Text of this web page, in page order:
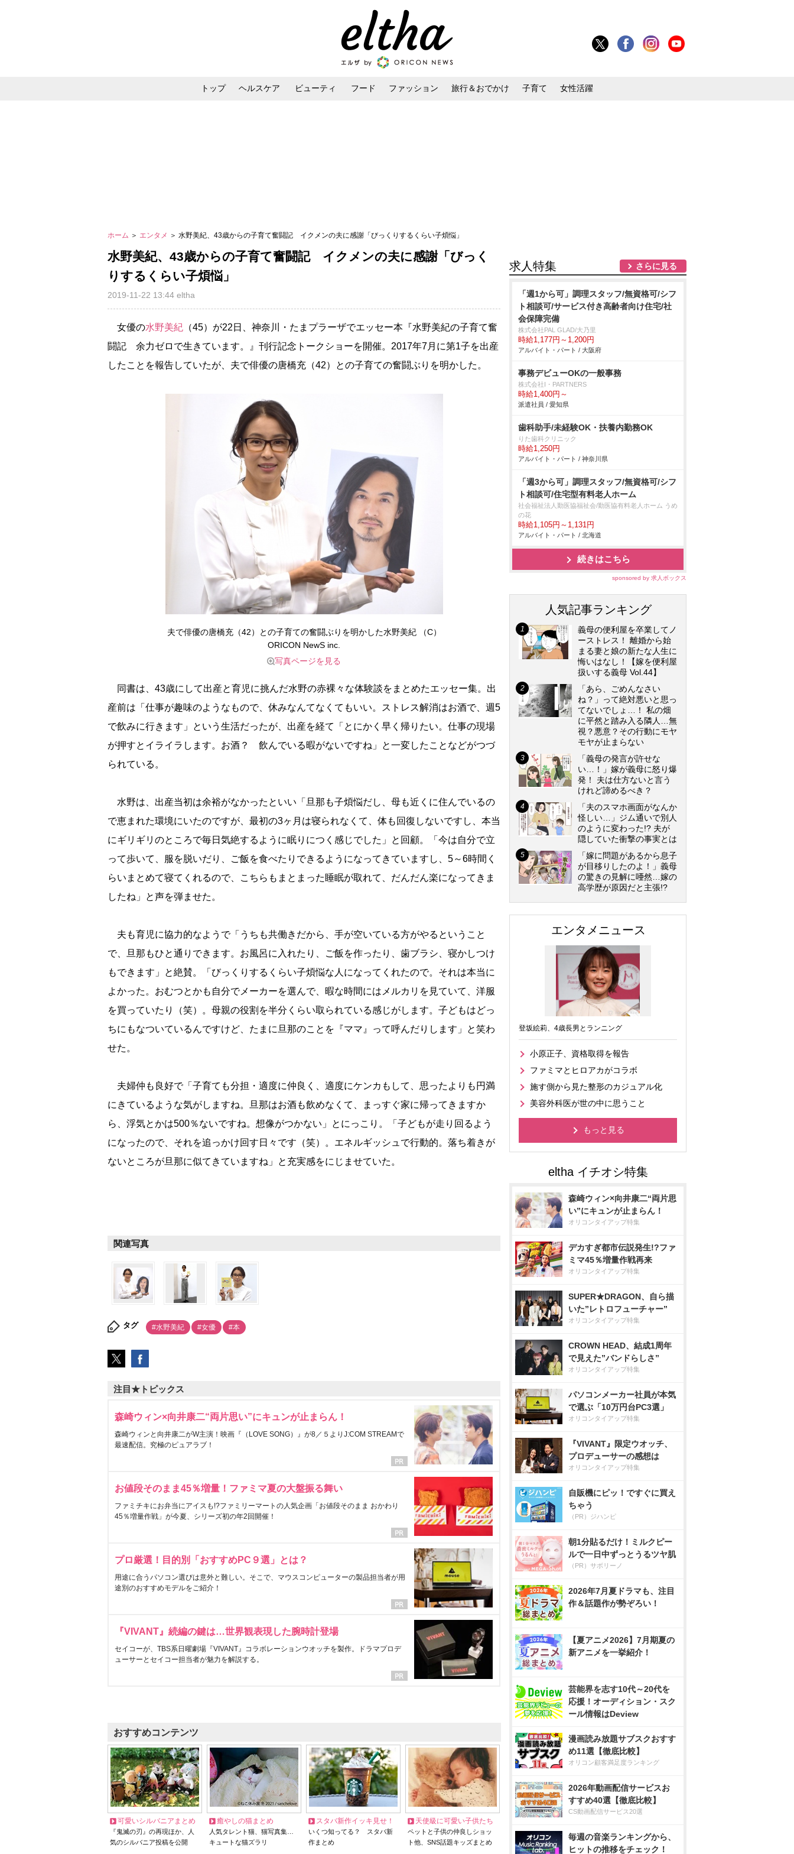
トップ ヘルスケア ビューティ フード ファッション 旅行＆おでかけ 子育て 女性活躍
ホーム ＞ エンタメ ＞ 水野美紀、43歳からの子育て奮闘記 イクメンの夫に感謝「びっくりするくらい子煩悩」
水野美紀、43歳からの子育て奮闘記 イクメンの夫に感謝「びっく
りするくらい子煩悩」
2019-11-22 13:44 eltha
女優の水野美紀 （45）が22日、神奈川・たまプラーザでエッセー本『水野美紀の子育て奮
闘記 余力ゼロで生きています。』刊行記念トークショーを開催。2017年7月に第1子を出産
したことを報告していたが、夫で俳優の唐橋充（42）との子育ての奮闘ぶりを明かした。
夫で俳優の唐橋充（42）との子育ての奮闘ぶりを明かした水野美紀 （C）
ORICON NewS inc.
写真ページを見る
同書は、43歳にして出産と育児に挑んだ水野の赤裸々な体験談をまとめたエッセー集。出
産前は「仕事が趣味のようなもので、休みなんてなくてもいい。ストレス解消はお酒で、週5
で飲みに行きます」という生活だったが、出産を経て「とにかく早く帰りたい。仕事の現場
が押すとイライラします。お酒？ 飲んでいる暇がないですね」と一変したことなどがつづ
られている。
水野は、出産当初は余裕がなかったといい「旦那も子煩悩だし、母も近くに住んでいるの
で恵まれた環境にいたのですが、最初の3ヶ月は寝られなくて、体も回復しないですし、本当
にギリギリのところで毎日気絶するように眠りにつく感じでした」と回顧。「今は自分で立
って歩いて、服を脱いだり、ご飯を食べたりできるようになってきていますし、5～6時間く
らいまとめて寝てくれるので、こちらもまとまった睡眠が取れて、だんだん楽になってきま
したね」と声を弾ませた。
夫も育児に協力的なようで「うちも共働きだから、手が空いている方がやるということ
で、旦那もひと通りできます。お風呂に入れたり、ご飯を作ったり、歯ブラシ、寝かしつけ
もできます」と絶賛。「びっくりするくらい子煩悩な人になってくれたので。それは本当に
よかった。おむつとかも自分でメーカーを選んで、暇な時間にはメルカリを見ていて、洋服
を買っていたり（笑）。母親の役割を半分くらい取られている感じがします。子どもはどっ
ちにもなついているんですけど、たまに旦那のことを『ママ』って呼んだりします」と笑わ
せた。
夫婦仲も良好で「子育ても分担・適度に仲良く、適度にケンカもして、思ったよりも円満
にきているような気がしますね。旦那はお酒も飲めなくて、まっすぐ家に帰ってきますか
ら、浮気とかは500％ないですね。想像がつかない」とにっこり。「子どもが走り回るよう
になったので、それを追っかけ回す日々です（笑）。エネルギッシュで行動的。落ち着きが
ないところが旦那に似てきていますね」と充実感をにじませていた。
関連写真
タグ #水野美紀 #女優 #本
注目★トピックス
森崎ウィン×向井康二“両片思い”にキュンが止まらん！
森崎ウィンと向井康二がW主演！映画『（LOVE SONG）』が8／５よりJ:COM STREAMで
最速配信。究極のピュアラブ！
お値段そのまま45％増量！ファミマ夏の大盤振る舞い
ファミチキにお弁当にアイスも!?ファミリーマートの人気企画「お値段そのまま おかわり
45％増量作戦」が今夏、シリーズ初の年2回開催！
プロ厳選！目的別「おすすめPC９選」とは？
用途に合うパソコン選びは意外と難しい。そこで、マウスコンピューターの製品担当者が用
途別のおすすめモデルをご紹介！
『VIVANT』続編の鍵は…世界観表現した腕時計登場
セイコーが、TBS系日曜劇場『VIVANT』コラボレーションウオッチを製作。ドラマプロデ
ューサーとセイコー担当者が魅力を解説する。
おすすめコンテンツ
可愛いシルバニアまとめ
『鬼滅の刃』の再現ほか、人
気のシルバニア投稿を公開
癒やしの猫まとめ
人気タレント猫、猫写真集…
キュートな猫ズラリ
スタバ新作イッキ見せ！
いくつ知ってる？ スタバ新
作まとめ
天使級に可愛い子供たち
ペットと子供の仲良しショッ
ト他、SNS話題キッズまとめ
求人特集 さらに見る
「週1から可」調理スタッフ/無資格可/シフ
ト相談可/サービス付き高齢者向け住宅/社
会保障完備
株式会社PAL GLAD/大乃里
時給1,177円～1,200円
アルバイト・パート / 大阪府
事務デビューOKの一般事務
株式会社I・PARTNERS
時給1,400円～
派遣社員 / 愛知県
歯科助手/未経験OK・扶養内勤務OK
りた歯科クリニック
時給1,250円
アルバイト・パート / 神奈川県
「週3から可」調理スタッフ/無資格可/シフ
ト相談可/住宅型有料老人ホーム
社会福祉法人勤医協福祉会/勤医協有料老人ホーム うめ
の花
時給1,105円～1,131円
アルバイト・パート / 北海道
続きはこちら
sponsored by 求人ボックス
人気記事ランキング
義母の便利屋を卒業してノ
ーストレス！ 離婚から始
まる妻と娘の新たな人生に
悔いはなし！【嫁を便利屋
扱いする義母 Vol.44】
「あら、ごめんなさい
ね？」って絶対悪いと思っ
てないでしょ…！ 私の畑
に平然と踏み入る隣人…無
視？悪意？その行動にモヤ
モヤが止まらない
「義母の発言が許せな
い…！」嫁が義母に怒り爆
発！ 夫は仕方ないと言う
けれど諦めるべき？
「夫のスマホ画面がなんか
怪しい…」ジム通いで別人
のように変わった!? 夫が
隠していた衝撃の事実とは
「嫁に問題があるから息子
が目移りしたのよ！」義母
の驚きの見解に唖然…嫁の
高学歴が原因だと主張!?
エンタメニュース
登坂絵莉、4歳長男とランニング
小原正子、資格取得を報告
ファミマとヒロアカがコラボ
施す側から見た整形のカジュアル化
美容外科医が世の中に思うこと
もっと見る
森崎ウィン×向井康二“両片思
い”にキュンが止まらん！
オリコンタイアップ特集
デカすぎ都市伝説発生!?ファ
ミマ45％増量作戦再来
オリコンタイアップ特集
SUPER★DRAGON、自ら描
いた”レトロフューチャー”
オリコンタイアップ特集
CROWN HEAD、結成1周年
で見えた”バンドらしさ”
オリコンタイアップ特集
パソコンメーカー社員が本気
で選ぶ「10万円台PC3選」
オリコンタイアップ特集
『VIVANT』限定ウオッチ、
プロデューサーの感想は
オリコンタイアップ特集
自販機にピッ！ですぐに買え
ちゃう
（PR）ジハンピ
朝1分貼るだけ！ミルクピー
ルで一日中ずっとうるツヤ肌
（PR）サボリーノ
2026年7月夏ドラマも、注目
作＆話題作が勢ぞろい！
【夏アニメ2026】7月期夏の
新アニメを一挙紹介！
芸能界を志す10代～20代を
応援！オーディション・スク
ール情報はDeview
漫画読み放題サブスクおすす
め11選【徹底比較】
オリコン顧客満足度ランキング
2026年動画配信サービスお
すすめ40選【徹底比較】
CS動画配信サービス20選
毎週の音楽ランキングから、
ヒットの推移をチェック！